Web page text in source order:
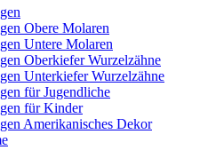
Obere Molaren
Untere Molaren
Oberkiefer Wurzelzähne
Unterkiefer Wurzelzähne
für Jugendliche
für Kinder
Amerikanisches Dekor